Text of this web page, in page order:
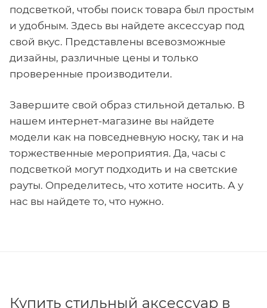
подсветкой, чтобы поиск товара был простым
и удобным. Здесь вы найдете аксессуар под
свой вкус. Представлены всевозможные
дизайны, различные цены и только
проверенные производители.
Завершите свой образ стильной деталью. В
нашем интернет-магазине вы найдете
модели как на повседневную носку, так и на
торжественные мероприятия. Да, часы с
подсветкой могут подходить и на светские
рауты. Определитесь, что хотите носить. А у
нас вы найдете то, что нужно.
Купить стильный аксессуар в